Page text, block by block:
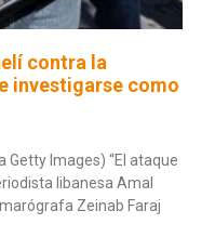
contra la
investigarse como
Images) “El ataque
libanesa Amal
Zeinab Faraj